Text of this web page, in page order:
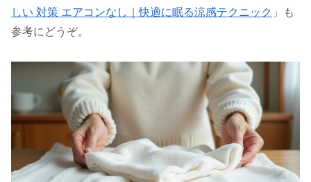
しい 対策 エアコンなし｜快適に眠る涼感テクニック 」も
参考にどうぞ。